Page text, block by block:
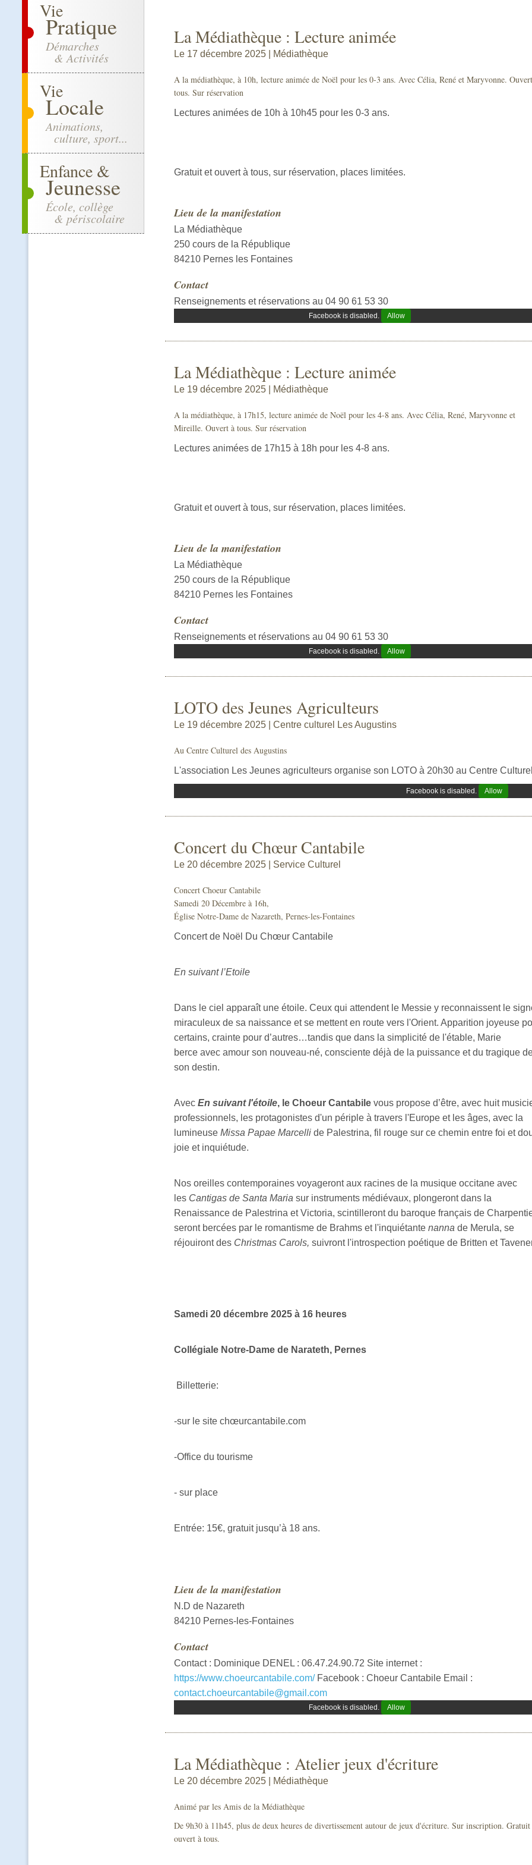
Vie
Pratique
Démarches
& Activités
Vie
Locale
Animations,
culture, sport...
Enfance &
Jeunesse
École, collège
& périscolaire
La Médiathèque : Lecture animée
Le 17 décembre 2025 | Médiathèque
A la médiathèque, à 10h, lecture animée de Noël pour les 0-3 ans. Avec Célia, René et Maryvonne.
tous. Sur réservation
Lectures animées de 10h à 10h45 pour les 0-3 ans.
Gratuit et ouvert à tous, sur réservation, places limitées.
Lieu de la manifestation
La Médiathèque
250 cours de la République
84210 Pernes les Fontaines
Contact
Renseignements et réservations au 04 90 61 53 30
Facebook is disabled. Allow
La Médiathèque : Lecture animée
Le 19 décembre 2025 | Médiathèque
A la médiathèque, à 17h15, lecture animée de Noël pour les 4-8 ans. Avec Célia, René, Maryvonne et
Mireille. Ouvert à tous. Sur réservation
Lectures animées de 17h15 à 18h pour les 4-8 ans.
Gratuit et ouvert à tous, sur réservation, places limitées.
Lieu de la manifestation
La Médiathèque
250 cours de la République
84210 Pernes les Fontaines
Contact
Renseignements et réservations au 04 90 61 53 30
Facebook is disabled. Allow
LOTO des Jeunes Agriculteurs
Le 19 décembre 2025 | Centre culturel Les Augustins
Au Centre Culturel des Augustins
L'association Les Jeunes agriculteurs organise son LOTO à 20h30 au Centre
Facebook is disabled. Allow
Concert du Chœur Cantabile
Le 20 décembre 2025 | Service Culturel
Concert Choeur Cantabile
Samedi 20 Décembre à 16h,
Église Notre-Dame de Nazareth, Pernes-les-Fontaines
Concert de Noël Du Chœur Cantabile
En suivant l’Etoile
Dans le ciel apparaît une étoile. Ceux qui attendent le Messie y reconnaissent le
miraculeux de sa naissance et se mettent en route vers l'Orient. Apparition joyeuse
certains, crainte pour d’autres…tandis que dans la simplicité de l'étable, Marie
berce avec amour son nouveau-né, consciente déjà de la puissance et du tragique
son destin.
Avec En suivant l'étoile, le Choeur Cantabilevous propose d’être, avec huit
professionnels, les protagonistes d'un périple à travers l'Europe et les âges, avec la
lumineuse Missa Papae Marcellide Palestrina, fil rouge sur ce chemin entre foi et
joie et inquiétude.
Nos oreilles contemporaines voyageront aux racines de la musique occitane avec
les Cantigas de Santa Maria sur instruments médiévaux, plongeront dans la
Renaissance de Palestrina et Victoria, scintilleront du baroque français de
seront bercées par le romantisme de Brahms et l'inquiétante nanna de Merula, se
réjouiront des Christmas Carols, suivront l'introspection poétique de Britten et
Samedi 20 décembre 2025 à 16 heures
Collégiale Notre-Dame de Narateth, Pernes
Billetterie:
-sur le site chœurcantabile.com
-Office du tourisme
- sur place
Entrée: 15€, gratuit jusqu’à 18 ans.
Lieu de la manifestation
N.D de Nazareth
84210 Pernes-les-Fontaines
Contact
Contact : Dominique DENEL : 06.47.24.90.72 Site internet :
https://www.choeurcantabile.com/Facebook : Choeur Cantabile Email :
contact.choeurcantabile@gmail.com
Facebook is disabled. Allow
La Médiathèque : Atelier jeux d'écriture
Le 20 décembre 2025 | Médiathèque
Animé par les Amis de la Médiathèque
De 9h30 à 11h45, plus de deux heures de divertissement autour de jeux d'écriture. Sur inscription. Gratuit
ouvert à tous.